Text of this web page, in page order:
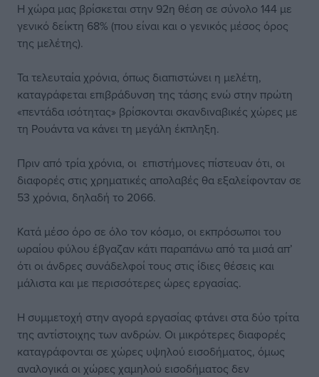
Η χώρα μας βρίσκεται στην 92η θέση σε σύνολο 144 με
γενικό δείκτη 68% (που είναι και ο γενικός μέσος όρος
της μελέτης).
Τα τελευταία χρόνια, όπως διαπιστώνει η μελέτη,
καταγράφεται επιβράδυνση της τάσης ενώ στην πρώτη
«πεντάδα ισότητας» βρίσκονται σκανδιναβικές χώρες με
τη Ρουάντα να κάνει τη μεγάλη έκπληξη.
Πριν από τρία χρόνια, οι επιστήμονες πίστευαν ότι, οι
διαφορές στις χρηματικές απολαβές θα εξαλείφονταν σε
53 χρόνια, δηλαδή το 2066.
Κατά μέσο όρο σε όλο τον κόσμο, οι εκπρόσωποι του
ωραίου φύλου έβγαζαν κάτι παραπάνω από τα μισά απ’
ότι οι άνδρες συνάδελφοί τους στις ίδιες θέσεις και
μάλιστα και με περισσότερες ώρες εργασίας.
Η συμμετοχή στην αγορά εργασίας φτάνει στα δύο τρίτα
της αντίστοιχης των ανδρών. Οι μικρότερες διαφορές
καταγράφονται σε χώρες υψηλού εισοδήματος, όμως
αναλογικά οι χώρες χαμηλού εισοδήματος δεν